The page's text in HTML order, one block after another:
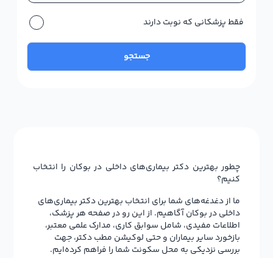
فقط پزشکانی که نوبت دارند
جستجو
چطور بهترین دکتر بیماری‌های داخلی در بوکان را انتخاب
کنیم؟
ما از دغدغه‌های شما برای انتخاب بهترین دکتر بیماری‌های
داخلی در بوکان آگاهیم. از این رو در صفحه هر پزشک،
اطلاعات مفیدی، شامل سوابق کاری، مدارک علمی معتبر،
بازخورد سایر بیماران و حتی لوکیشن مطب دکتر، جهت
بررسی نزدیکی به محل سکونت شما را فراهم کرده‌ایم.